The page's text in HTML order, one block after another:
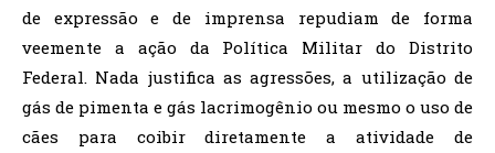
de expressão e de imprensa repudiam de forma
veemente a ação da Política Militar do Distrito
Federal. Nada justifica as agressões, a utilização de
gás de pimenta e gás lacrimogênio ou mesmo o uso de
cães para coibir diretamente a atividade de